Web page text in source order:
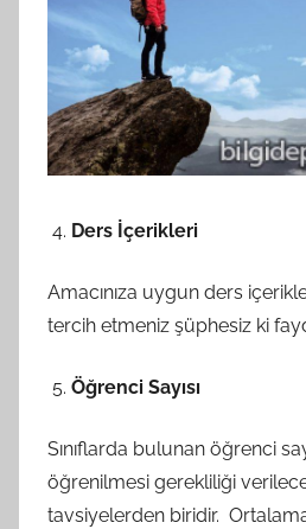
Ders İçerikleri
Amacınıza uygun ders
tercih etmeniz şüphesiz ki
Öğrenci Sayısı
Sınıflarda bulunan öğrenci
öğrenilmesi gerekliliği
tavsiyelerden biridir.